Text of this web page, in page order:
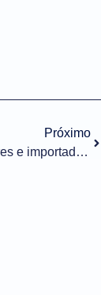
Próximo
ASSINATURA ELETRÔNICA: Exportadores e importadores poderão utilizar a Assinatura GOV.BR em serviço do Portal Único de Comércio Exterior